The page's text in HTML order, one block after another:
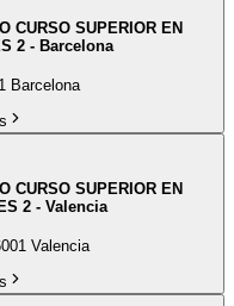
CURSO SUPERIOR EN
2 - Barcelona
Barcelona
CURSO SUPERIOR EN
2 - Valencia
Valencia